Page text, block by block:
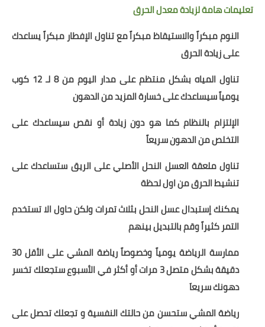
تعليمات هامة لزيادة معدل الحرق
النوم مبكراً والاستيقاظ مبكراً مع تناول الإفطار مبكراً يساعدك
على زيادة الحرق
تناول المياه بشكل منتظم على مدار اليوم من 8 لـ 12 كوب
يومياً سيساعدك على خسارة المزيد من الدهون
الإلتزام بالنظام كما هو دون زيادة أو نقص سيساعدك على
التخلص من الدهون سريعاً
تناول ملعقة العسل النحل الأصلي على الريق ستساعدك على
تنشيط الحرق من اول لحظة
يمكنك إستبدال عسل النحل بثلاث تمرات ولكن حاول الا تستخدم
التمر كثيراً وقم بالتبديل بينهم
ممارسة الرياضة يومياً وخصوصاً رياضة المشي على الأقل 30
دقيقة بشكل متصل 3 مرات أو أكثر في الأسبوع ستجعلك تخسر
دهونك سريعاَ
رياضة المشي ستحسن من حالتك النفسية و تجعلك تحصل على